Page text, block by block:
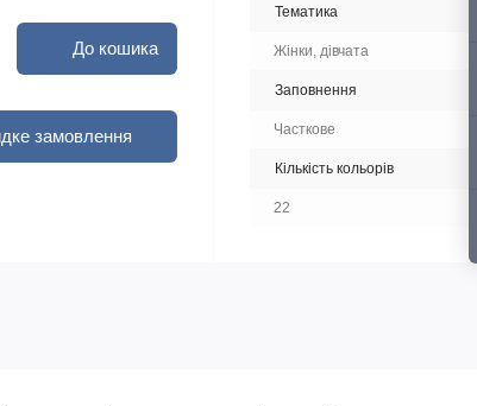
До кошика
замовлення
Тематика
Жінки, дівчата
Заповнення
Часткове
Кількість кольорів
22